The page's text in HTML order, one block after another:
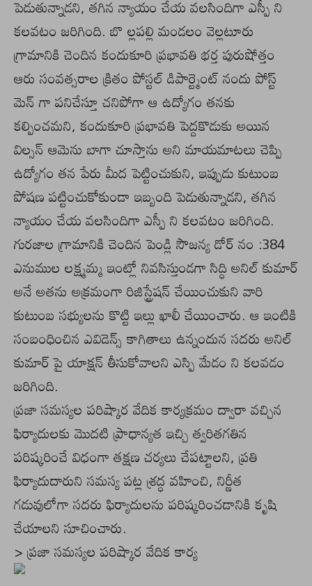
పెడుతున్నాడని, తగిన న్యాయం చేయ వలసిందిగా ఎస్పీ ని
కలవటం జరిగింది. బొ ల్లపల్లి మండలం వెల్లటూరు
గ్రామానికి చెందిన కందుకూరి ప్రభావతి భర్త పురుషోత్తం
ఆరు సంవత్సరాల క్రితం పోస్టల్ డిపార్ట్మెంట్ నందు పోస్ట్
మెన్ గా పనిచేస్తూ చనిపోగా ఆ ఉద్యోగం తనకు
కల్పించమని, కందుకూరి ప్రభావతి పెద్దకొడుకు అయిన
విల్సన్ ఆమెను బాగా చూస్తాను అని మాయమాటలు చెప్పి
ఉద్యోగం తన పేరు మీద పెట్టించుకుని, ఇప్పుడు కుటుంబ
పోషణ పట్టించుకోకుండా ఇబ్బంది పెడుతున్నాడని, తగిన
న్యాయం చేయ వలసిందిగా ఎస్పీ ని కలవటం జరిగింది.
గురజాల గ్రామానికి చెందిన పెండ్లి సౌజన్య డోర్ నం :384
ఎనుముల లక్ష్మమ్మ ఇంట్లో నివసిస్తుండగా సిద్ధి అనిల్ కుమార్
అనే అతను అక్రమంగా రిజిస్ట్రేషన్ చేయించుకుని వారి
కుటుంబ సభ్యులను కొట్టి ఇల్లు ఖాలీ చేయించారు. ఆ ఇంటికి
సంబంధించిన ఎవిడెన్స్ కాగితాలు ఉన్నందున సదరు అనిల్
కుమార్ పై యాక్షన్ తీసుకోవాలని ఎస్పి మేడం ని కలవడం
జరిగింది.
ప్రజా సమస్యల పరిష్కార వేదిక కార్యక్రమం ద్వారా వచ్చిన
ఫిర్యాదులకు మొదటి ప్రాధాన్యత ఇచ్చి త్వరితగతిన
పరిష్కరించే విధంగా తక్షణ చర్యలు చేపట్టాలని, ప్రతి
ఫిర్యాదుదారుని సమస్య పట్ల శ్రద్ధ వహించి, నిర్ణీత
గడువులోగా సదరు ఫిర్యాదులను పరిష్కరించడానికి కృషి
చేయాలని సూచించారు.
> ప్రజా సమస్యల పరిష్కార వేదిక కార్య